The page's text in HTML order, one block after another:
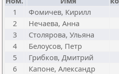
1
Фомичев, Кирилл
2
Нечаева, Анна
3
Столярова, Ульяна
4
Белоусов, Петр
5
Грибков, Дмитрий
6
Капоне, Александр